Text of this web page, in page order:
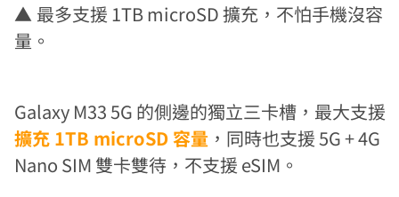
▲ 最多支援 1TB microSD 擴充，不怕手機沒容
量。
Galaxy M33 5G 的側邊的獨立三卡槽，最大支援
擴充 1TB microSD 容量 ，同時也支援 5G + 4G
Nano SIM 雙卡雙待，不支援 eSIM。